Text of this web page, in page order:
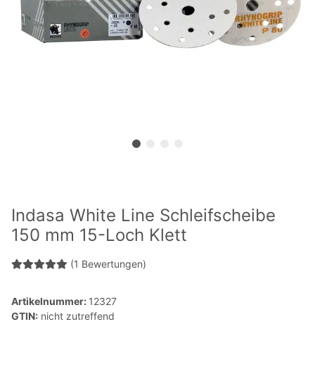
Indasa White Line Schleifscheibe
150 mm 15-Loch Klett
(1 Bewertungen)
Artikelnummer: 12327
GTIN: nicht zutreffend